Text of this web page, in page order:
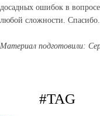
досадных ошибок в
любой сложности. Спасибо.
Материал подготовили:
#TAG